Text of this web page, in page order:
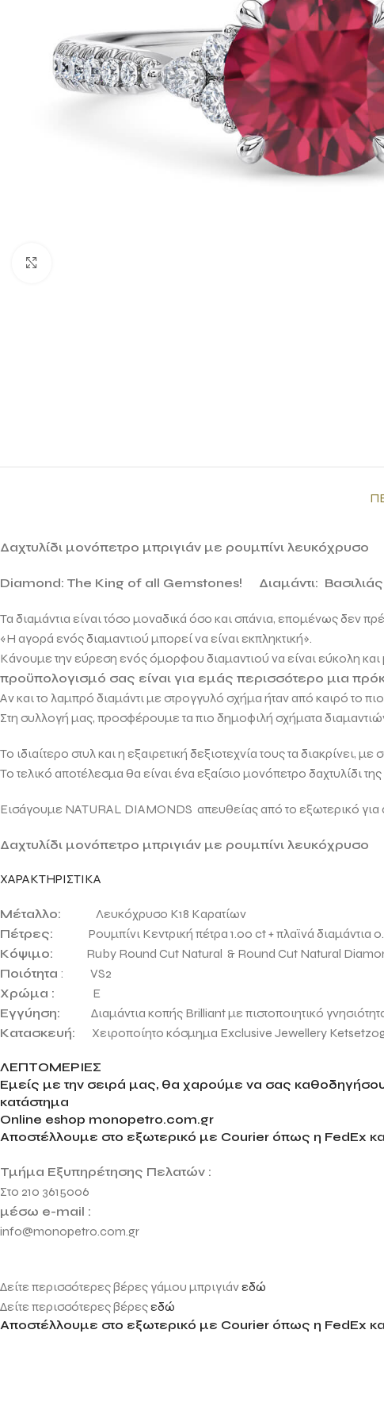
Δαχτυλίδι μονόπετρο μπριγιάν με ρουμπίνι λευκόχρυσο
Diamond: The King of all Gemstones! Διαμάντι:
Τα διαμάντια είναι τόσο μοναδικά όσο και σπάνια, επομένως δεν
«Η αγορά ενός διαμαντιού μπορεί να είναι εκπληκτική».
Κάνουμε την εύρεση ενός όμορφου διαμαντιού να είναι εύκολη και
προϋπολογισμό σας είναι για εμάς περισσότερο μια
Αν και το λαμπρό διαμάντι με στρογγυλό σχήμα ήταν από καιρό το
Στη συλλογή μας, προσφέρουμε τα πιο δημοφιλή σχήματα
Το ιδιαίτερο στυλ και η εξαιρετική δεξιοτεχνία τους τα διακρίνει,
Το τελικό αποτέλεσμα θα είναι ένα εξαίσιο μονόπετρο δαχτυλίδι
Εισάγουμε NATURAL DIAMONDS απευθείας από το εξωτερικό
Δαχτυλίδι μονόπετρο μπριγιάν με ρουμπίνι λευκόχρυσο
ΧΑΡΑΚΤΗΡΙΣΤΙΚΑ
Μέταλλο: Λευκόχρυσο Κ18 Καρατίων
Πέτρες: Ρουμπίνι Κεντρική πέτρα 1.00 ct + πλαϊνά διαμάντια
Κόψιμο: Ruby Round Cut Natural & Round Cut Natural
Ποιότητα : VS2
Χρώμα : E
Εγγύηση: Διαμάντια κοπής Brilliant με πιστοποιητικό
Κατασκευή: Χειροποίητο κόσμημα Exclusive Jewellery
ΛΕΠΤΟΜΕΡΙΕΣ
Εμείς με την σειρά μας, θα χαρούμε να σας
κατάστημα
Online eshop monopetro.com.gr
Αποστέλλουμε στο εξωτερικό με Courier όπως η FedEx
Τμήμα Εξυπηρέτησης Πελατών :
Στο 210 3615006
μέσω e-mail :
info@monopetro.com.gr
Δείτε περισσότερες βέρες γάμου μπριγιάνεδώ
Δείτε περισσότερες βέρεςεδώ
Αποστέλλουμε στο εξωτερικό με Courier όπως η FedEx